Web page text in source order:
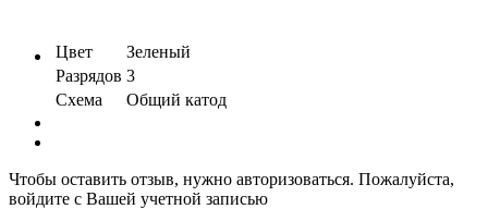
Цвет
Зеленый
Разрядов 3
Схема
Общий катод
Чтобы оставить отзыв, нужно авторизоваться. Пожалуйста,
войдите с Вашей учетной записью